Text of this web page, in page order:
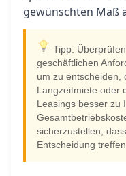
gewünschten Maß
Tipp:
geschäftlichen
um zu entscheiden,
Langzeitmiete oder
Leasings besser zu
sicherzustellen,
Entscheidung